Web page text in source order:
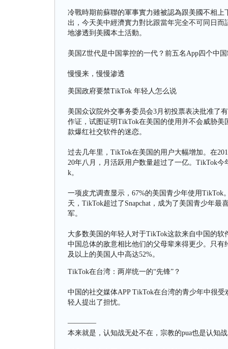
冷戰時期前蘇聯的軍事實力雖被認為跟美國不相
出，今天美中經濟實力對比跟當年完全不可同日
地滲透到美國本土活動。
美国Z世代是中国掌控的一代？前五名App四个中国
慢慢来，慢慢渗透
美国政府要禁TikTok 年轻人怎么说
美国众议院外交事务委员会3月初投票表决批准了
作证，试图证明TikTok在美国的使用并不会威胁
款爆红社交软件的迷恋。
过去几年里，TikTok在美国的用户大幅增加。在
20年八月，月活跃用户数量超过了一亿。TikTok
k。
一项皮尤调查显示，67%的美国青少年使用TikTok
天，TikTok超过了Snapchat，成为了美国青少年最
军。
大多数美国的年轻人对于TikTok这款来自中国的
中国总体的敌意相比他们的父母辈来得更少。只有
及以上的美国人中高达52%。
TikTok在台湾：两岸统一的“先锋”？
中国的社交媒体APP TikTok在台湾的青少年中很
轻人提出了担忧。
————
本来就是，认知战无处不在，宗教的pua也是认知战